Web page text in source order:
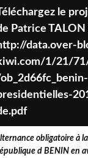
Patrice TALON
data.over-
1/21/
obligatoire à
d BENIN en